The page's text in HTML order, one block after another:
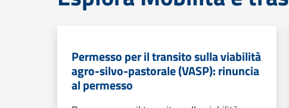
Permesso per il transito sulla viabilità
agro-silvo-pastorale (VASP): rinuncia
al permesso